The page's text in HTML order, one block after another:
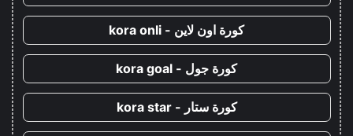
كورة اون لاين - kora onli
كورة جول - kora goal
كورة ستار - kora star